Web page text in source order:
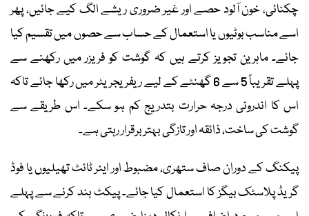
چکنائی، خون آلود حصے اور غیر ضروری ریشے الگ کیے جائیں، پھر
اسے مناسب بوٹیوں یا استعمال کے حساب سے حصوں میں تقسیم کیا
جائے۔ ماہرین تجویز کرتے ہیں کہ گوشت کو فریزر میں رکھنے سے
پہلے تقریباً 5 سے 6 گھنٹے کے لیے ریفریجریٹر میں رکھا جائے تاکہ
اس کا اندرونی درجہ حرارت بتدریج کم ہو سکے۔ اس طریقے سے
گوشت کی ساخت، ذائقہ اور تازگی بہتر برقرار رہتی ہے۔
پیکنگ کے دوران صاف ستھری، مضبوط اور ایئر ٹائٹ تھیلیوں یا فوڈ
گریڈ پلاسٹک بیگز کا استعمال کیا جائے۔ پیکٹ بند کرنے سے پہلے